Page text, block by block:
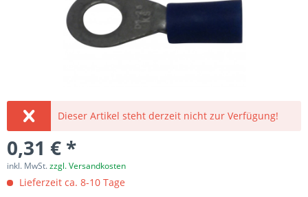
Dieser Artikel steht derzeit nicht zur Verfügung!
0,31 € *
inkl. MwSt.zzgl. Versandkosten
Lieferzeit ca. 8-10 Tage